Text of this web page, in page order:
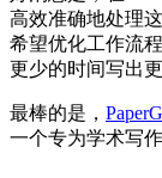
高效准确地处理
希望优化工作流
更少的时间写出
最棒的是，
一个专为学术写